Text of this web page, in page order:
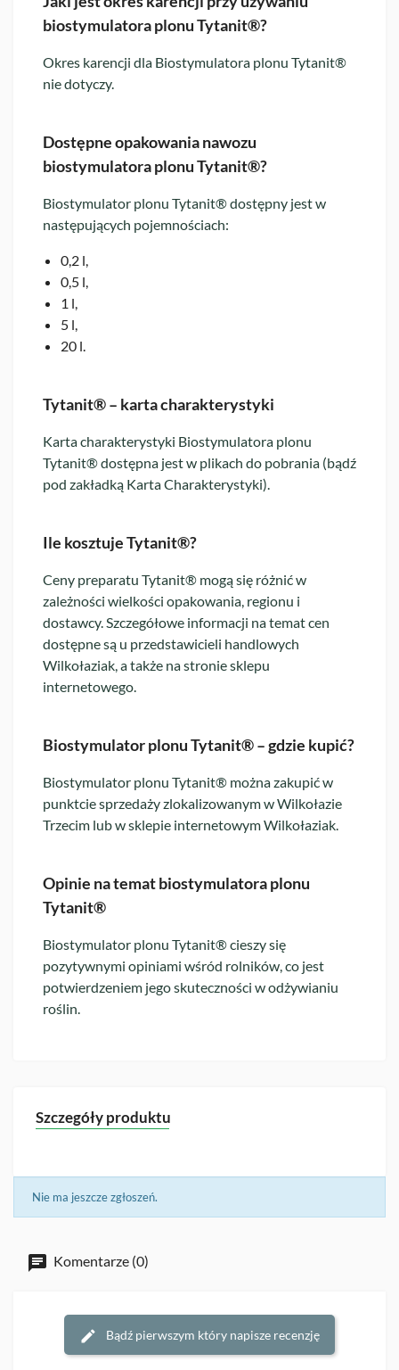
biostymulatora plonu Tytanit®?
Okres karencji dla Biostymulatora plonu Tytanit®
nie dotyczy.
Dostępne opakowania nawozu
biostymulatora plonu Tytanit®?
Biostymulator plonu Tytanit® dostępny jest w
następujących pojemnościach:
0,2 l,
0,5 l,
1 l,
5 l,
20 l.
Tytanit® – karta charakterystyki
Karta charakterystyki Biostymulatora plonu
Tytanit® dostępna jest w plikach do pobrania (bądź
pod zakładką Karta Charakterystyki).
Ile kosztuje Tytanit®?
Ceny preparatu Tytanit® mogą się różnić w
zależności wielkości opakowania, regionu i
dostawcy. Szczegółowe informacji na temat cen
dostępne są u przedstawicieli handlowych
Wilkołaziak, a także na stronie sklepu
internetowego.
Biostymulator plonu Tytanit® – gdzie kupić?
Biostymulator plonu Tytanit® można zakupić w
punktcie sprzedaży zlokalizowanym w Wilkołazie
Trzecim lub w sklepie internetowym Wilkołaziak.
Opinie na temat biostymulatora plonu
Tytanit®
Biostymulator plonu Tytanit® cieszy się
pozytywnymi opiniami wśród rolników, co jest
potwierdzeniem jego skuteczności w odżywianiu
roślin.
Szczegóły produktu
Nie ma jeszcze zgłoszeń.
Komentarze (0)
Bądź pierwszym który napisze recenzję